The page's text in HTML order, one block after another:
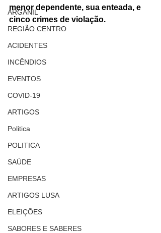
ARGANIL
REGIÃO CENTRO
ACIDENTES
INCÊNDIOS
EVENTOS
COVID-19
ARTIGOS
Politica
POLITICA
SAÚDE
EMPRESAS
ARTIGOS LUSA
ELEIÇÕES
SABORES E SABERES
menor dependente, sua enteada, e
cinco crimes de violação.